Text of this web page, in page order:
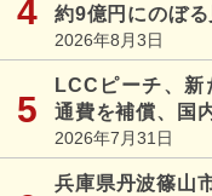
約9億円にのぼ
2026年8月3日
LCCピーチ、
通費を補償、国
2026年7月31日
兵庫県丹波篠山